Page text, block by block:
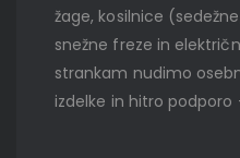
žage, kosilnice
snežne freze in
strankam nudimo
izdelke in hitro